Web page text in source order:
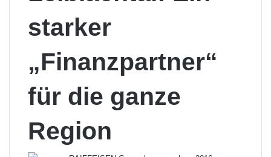
starker
„Finanzpartner“
für die ganze
Region